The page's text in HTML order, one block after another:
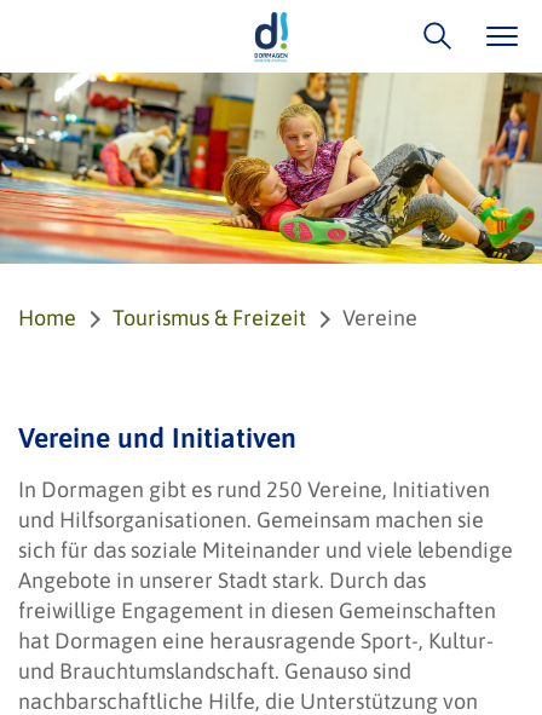
Home Tourismus & Freizeit Vereine
Vereine und Initiativen
In Dormagen gibt es rund 250 Vereine, Initiativen
und Hilfsorganisationen. Gemeinsam machen sie
sich für das soziale Miteinander und viele lebendige
Angebote in unserer Stadt stark. Durch das
freiwillige Engagement in diesen Gemeinschaften
hat Dormagen eine herausragende Sport-, Kultur-
und Brauchtumslandschaft. Genauso sind
nachbarschaftliche Hilfe, die Unterstützung von